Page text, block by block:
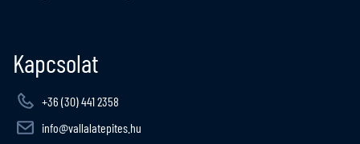
Kapcsolat
+36 (30) 441 2358
info@vallalatepites.hu